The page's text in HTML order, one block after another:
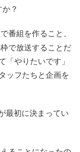
？
番組を作ること、
で放送することだ
「やりたいです」
ッフたちと企画を
最初に決まってい